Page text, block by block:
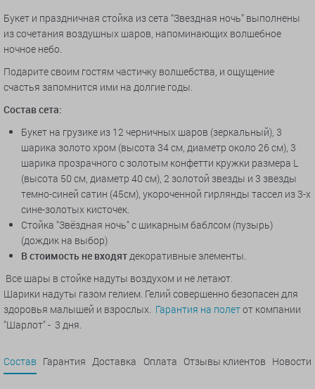
Букет и праздничная стойка из сета “Звездная ночь” выполнены
из сочетания воздушных шаров, напоминающих волшебное
ночное небо.
Подарите своим гостям частичку волшебства, и ощущение
счастья запомнится ими на долгие годы.
Состав сета:
Букет на грузике из 12 черничных шаров (зеркальный), 3
шарика золото хром (высота 34 см, диаметр около 26 см), 3
шарика прозрачного с золотым конфетти кружки размера L
(высота 50 см, диаметр 40 см), 2 золотой звезды и 3 звезды
темно-синей сатин (45см), укороченной гирлянды тассел из 3-х
сине-золотых кисточек.
Стойка "Звёздная ночь" с шикарным баблсом (пузырь)
(дождик на выбор)
В стоимость не входятдекоративные элементы.
Все шары в стойке надуты воздухом и не летают.
Шарики надуты газом гелием. Гелий совершенно безопасен для
здоровья малышей и взрослых. Гарантия на полетот компании
"Шарлот" - 3 дня.
Состав Гарантия Доставка Оплата Отзывы клиентов Новости